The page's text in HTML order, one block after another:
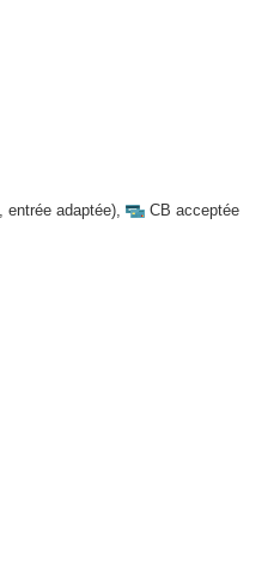
entrée adaptée), CB acceptée